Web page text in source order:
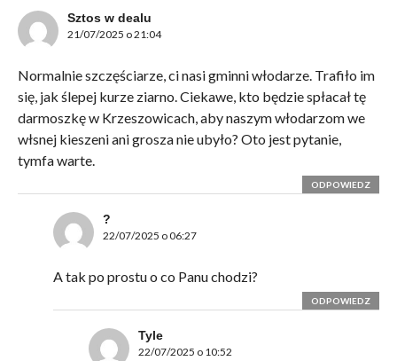
Sztos w dealu
21/07/2025 o 21:04
Normalnie szczęściarze, ci nasi gminni włodarze. Trafiło im
się, jak ślepej kurze ziarno. Ciekawe, kto będzie spłacał tę
darmoszkę w Krzeszowicach, aby naszym włodarzom we
włsnej kieszeni ani grosza nie ubyło? Oto jest pytanie,
tymfa warte.
ODPOWIEDZ
?
22/07/2025 o 06:27
A tak po prostu o co Panu chodzi?
ODPOWIEDZ
Tyle
22/07/2025 o 10:52